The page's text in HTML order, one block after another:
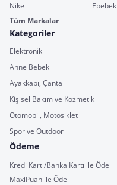
Nike
Ebebek
Tüm Markalar
Kategoriler
Elektronik
Anne Bebek
Ayakkabı, Çanta
Kişisel Bakım ve Kozmetik
Otomobil, Motosiklet
Spor ve Outdoor
Ödeme
Kredi Kartı/Banka Kartı ile Öde
MaxiPuan ile Öde